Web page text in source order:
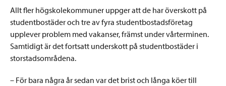
Allt fler högskolekommuner uppger att de har överskott på
studentbostäder och tre av fyra studentbostadsföretag
upplever problem med vakanser, främst under vårterminen.
Samtidigt är det fortsatt underskott på studentbostäder i
storstadsområdena.
– För bara några år sedan var det brist och långa köer till